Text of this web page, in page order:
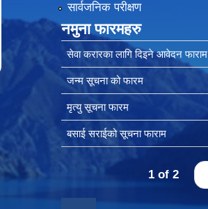
सार्वजनिक परीक्षण
नमुना फारमहरु
सेवा करारका लागि दिइने आवेदन फाराम
जन्म सूचना को फारम
मृत्यु सूचना फारम
बसाई सराईको सूचना फाराम
1 of 2